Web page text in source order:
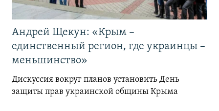
Андрей Щекун: «Крым –
единственный регион, где украинцы –
меньшинство»
Дискуссия вокруг планов установить День
защиты прав украинской общины Крыма